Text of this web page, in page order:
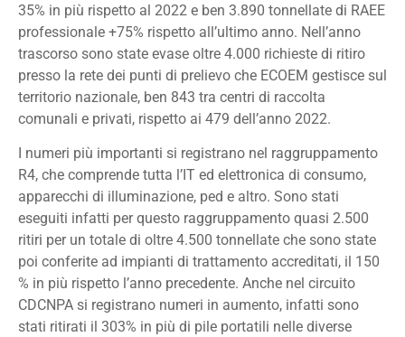
35% in più rispetto al 2022 e ben 3.890 tonnellate di RAEE
professionale +75% rispetto all’ultimo anno. Nell’anno
trascorso sono state evase oltre 4.000 richieste di ritiro
presso la rete dei punti di prelievo che ECOEM gestisce sul
territorio nazionale, ben 843 tra centri di raccolta
comunali e privati, rispetto ai 479 dell’anno 2022.
I numeri più importanti si registrano nel raggruppamento
R4, che comprende tutta l’IT ed elettronica di consumo,
apparecchi di illuminazione, ped e altro. Sono stati
eseguiti infatti per questo raggruppamento quasi 2.500
ritiri per un totale di oltre 4.500 tonnellate che sono state
poi conferite ad impianti di trattamento accreditati, il 150
% in più rispetto l’anno precedente. Anche nel circuito
CDCNPA si registrano numeri in aumento, infatti sono
stati ritirati il 303% in più di pile portatili nelle diverse